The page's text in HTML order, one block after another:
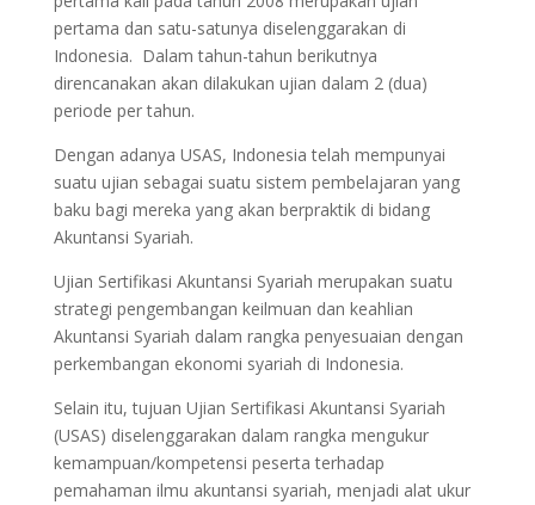
pertama dan satu-satunya diselenggarakan di
Indonesia. Dalam tahun-tahun berikutnya
direncanakan akan dilakukan ujian dalam 2 (dua)
periode per tahun.
Dengan adanya USAS, Indonesia telah mempunyai
suatu ujian sebagai suatu sistem pembelajaran yang
baku bagi mereka yang akan berpraktik di bidang
Akuntansi Syariah.
Ujian Sertifikasi Akuntansi Syariah merupakan suatu
strategi pengembangan keilmuan dan keahlian
Akuntansi Syariah dalam rangka penyesuaian dengan
perkembangan ekonomi syariah di Indonesia.
Selain itu, tujuan Ujian Sertifikasi Akuntansi Syariah
(USAS) diselenggarakan dalam rangka mengukur
kemampuan/kompetensi peserta terhadap
pemahaman ilmu akuntansi syariah, menjadi alat ukur